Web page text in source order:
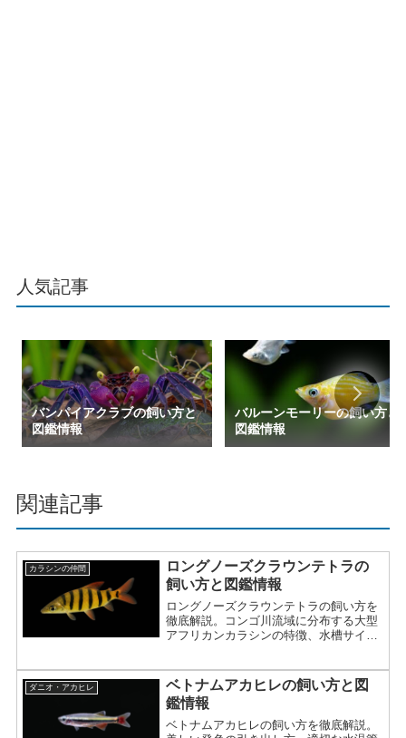
人気記事
バンパイアクラブの飼い方と
図鑑情報
バルーンモーリーの飼い方と
図鑑情報
関連記事
カラシンの仲間
ロングノーズクラウンテトラの
飼い方と図鑑情報
ロングノーズクラウンテトラの飼い方を
徹底解説。コンゴ川流域に分布する大型
アフリカンカラシンの特徴、水槽サイ
ダニオ・アカヒレ
ベトナムアカヒレの飼い方と図
鑑情報
ベトナムアカヒレの飼い方を徹底解説。